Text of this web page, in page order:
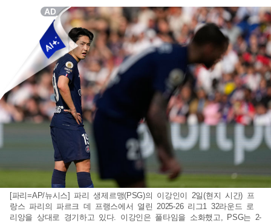
[파리=AP/뉴시스] 파리 생제르맹(PSG)의 이강인이 2일(현지 시간) 프
랑스 파리의 파르크 데 프랭스에서 열린 2025-26 리그1 32라운드 로
리앙을 상대로 경기하고 있다. 이강인은 풀타임을 소화했고, PSG는 2-